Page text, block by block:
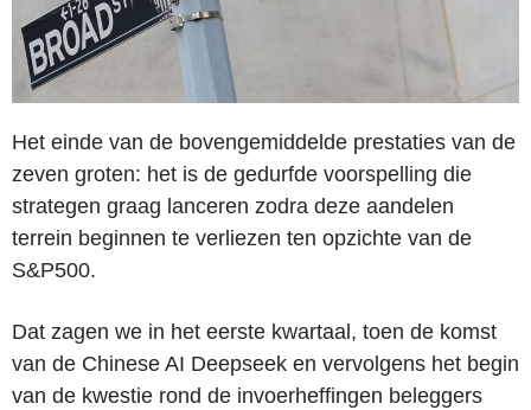
Het einde van de bovengemiddelde prestaties van de
zeven groten: het is de gedurfde voorspelling die
strategen graag lanceren zodra deze aandelen
terrein beginnen te verliezen ten opzichte van de
S&P500.
Dat zagen we in het eerste kwartaal, toen de komst
van de Chinese AI Deepseek en vervolgens het begin
van de kwestie rond de invoerheffingen beleggers